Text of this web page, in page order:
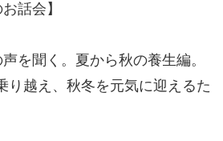
話会】
を聞く。夏から秋の養生編。
り越え、秋冬を元気に迎えるた